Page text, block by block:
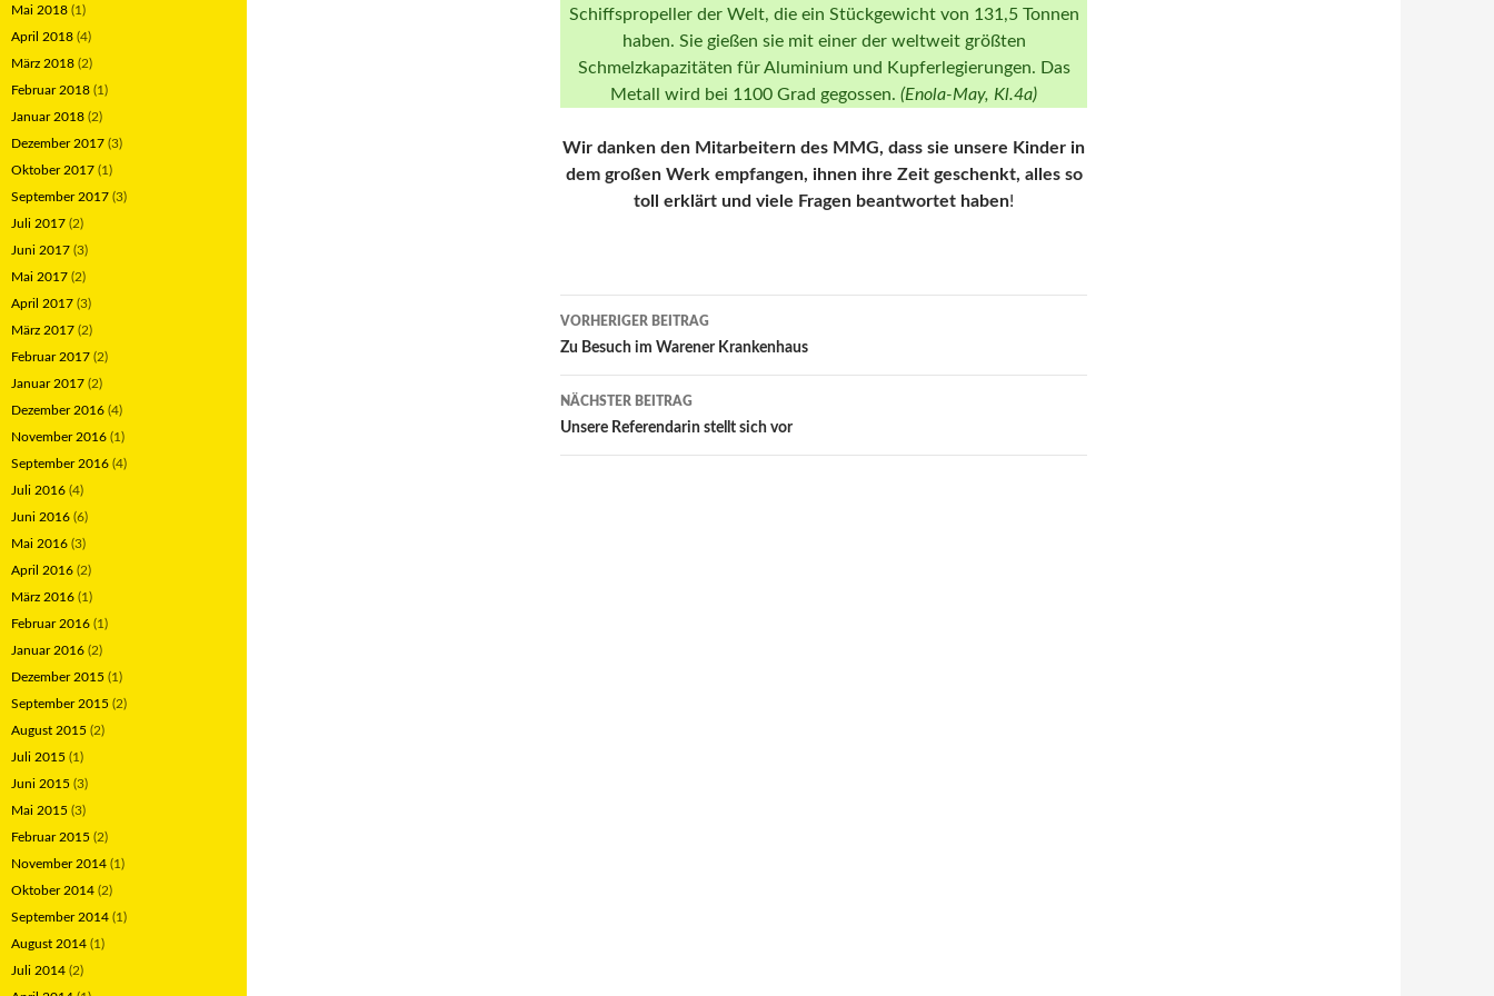
Schiffspropeller der Welt, die ein Stückgewicht von 131,5 Tonnen
haben. Sie gießen sie mit einer der weltweit größten
Schmelzkapazitäten für Aluminium und Kupferlegierungen. Das
Metall wird bei 1100 Grad gegossen. (Enola-May, Kl.4a)
Wir danken den Mitarbeitern des MMG, dass sie unsere Kinder in
dem großen Werk empfangen, ihnen ihre Zeit geschenkt, alles so
toll erklärt und viele Fragen beantwortet haben!
Beitrags-
Navigation
VORHERIGER BEITRAG
Zu Besuch im Warener Krankenhaus
NÄCHSTER BEITRAG
Unsere Referendarin stellt sich vor
Mai 2018 (1)
April 2018 (4)
März 2018 (2)
Februar 2018 (1)
Januar 2018 (2)
Dezember 2017 (3)
Oktober 2017 (1)
September 2017 (3)
Juli 2017 (2)
Juni 2017 (3)
Mai 2017 (2)
April 2017 (3)
März 2017 (2)
Februar 2017 (2)
Januar 2017 (2)
Dezember 2016 (4)
November 2016 (1)
September 2016 (4)
Juli 2016 (4)
Juni 2016 (6)
Mai 2016 (3)
April 2016 (2)
März 2016 (1)
Februar 2016 (1)
Januar 2016 (2)
Dezember 2015 (1)
September 2015 (2)
August 2015 (2)
Juli 2015 (1)
Juni 2015 (3)
Mai 2015 (3)
Februar 2015 (2)
November 2014 (1)
Oktober 2014 (2)
September 2014 (1)
August 2014 (1)
Juli 2014 (2)